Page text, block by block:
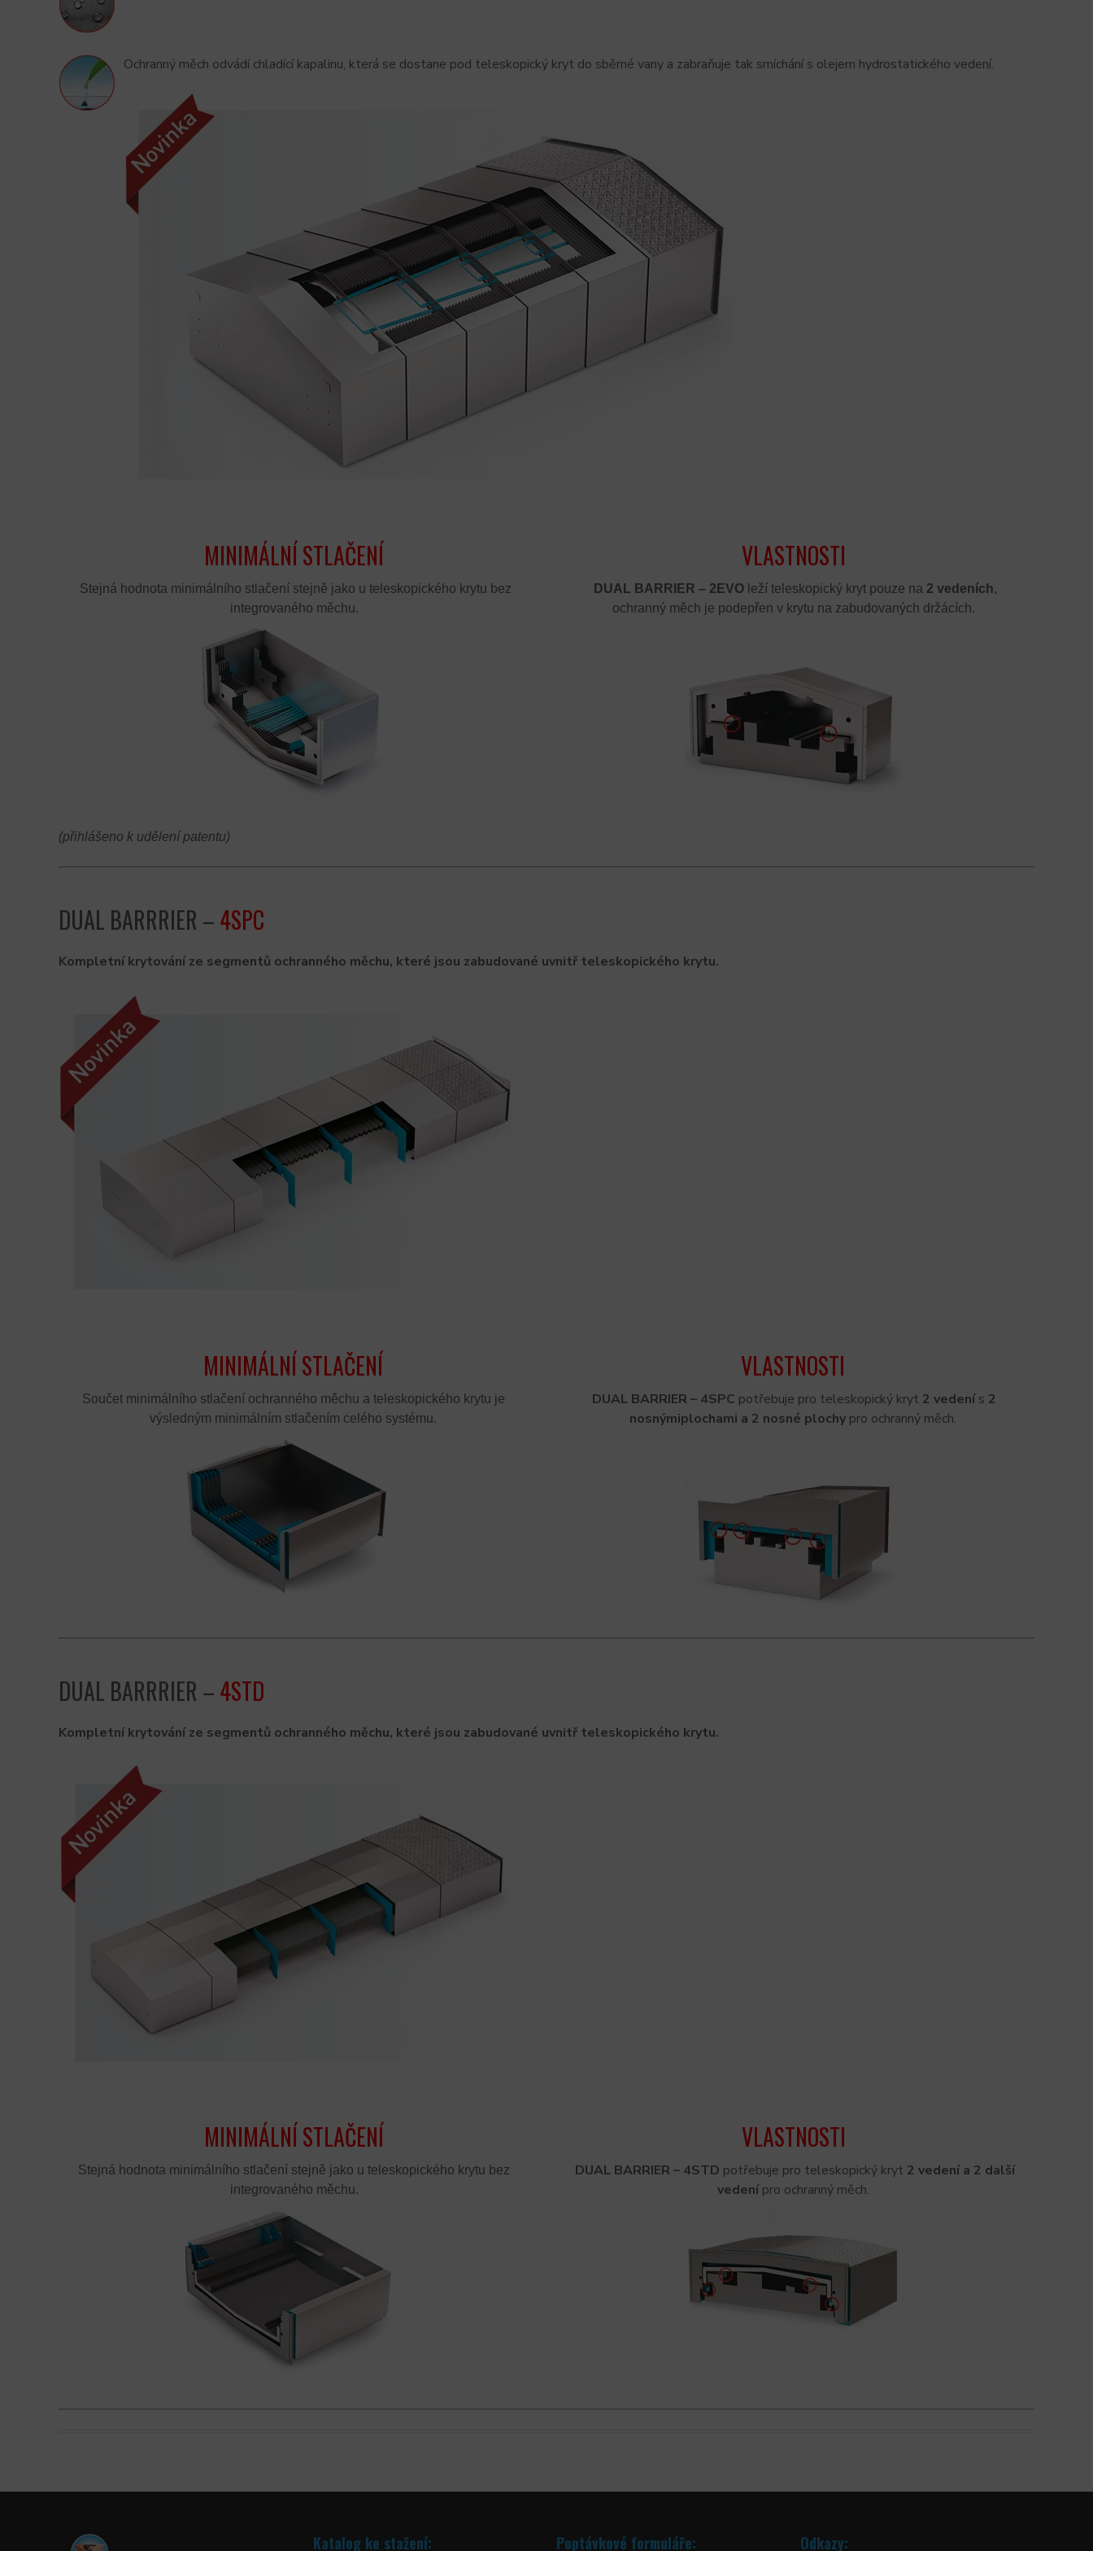
Ochranný měch odvádí chladící kapalinu, která se dostane pod teleskopický kryt do sběrné vany a zabraňuje tak smíchání s olejem hydrostatického vedení.
MINIMÁLNÍ STLAČENÍ VLASTNOSTI
Stejná hodnota minimálního stlačení stejně jako u teleskopického krytu bez
integrovaného měchu.
DUAL BARRIER – 2EVOleží teleskopický kryt pouze na 2 vedeních,
ochranný měch je podepřen v krytu na zabudovaných držácích.
(přihlášeno k udělení patentu)
DUAL BARRRIER –4SPC
Kompletní krytování ze segmentů ochranného měchu, které jsou zabudované uvnitř teleskopického krytu.
MINIMÁLNÍ STLAČENÍ VLASTNOSTI
Součet minimálního stlačení ochranného měchu a teleskopického krytu je
výsledným minimálním stlačením celého systému.
DUAL BARRIER – 4SPC potřebuje pro teleskopický kryt 2 vedenís 2
nosnýmiplochami a 2 nosné plochypro ochranný měch.
DUAL BARRRIER –4STD
Kompletní krytování ze segmentů ochranného měchu, které jsou zabudované uvnitř teleskopického krytu.
MINIMÁLNÍ STLAČENÍ VLASTNOSTI
Stejná hodnota minimálního stlačení stejně jako u teleskopického krytu bez
integrovaného měchu.
DUAL BARRIER – 4STD potřebuje pro teleskopický kryt 2 vedení a 2 další
vedenípro ochranný měch.
Katalog ke stažení: Poptávkové formuláře: Odkazy: